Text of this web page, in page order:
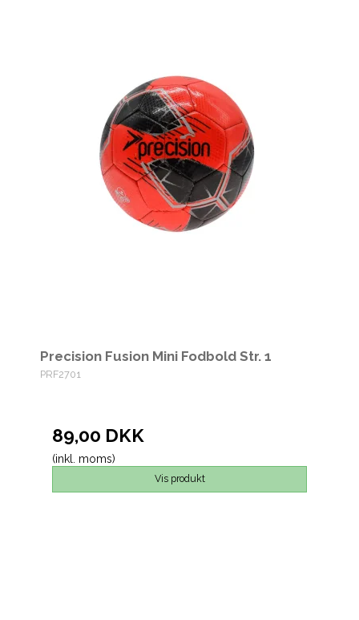
Precision Fusion Mini Fodbold Str. 1
PRF2701
89,00 DKK
(inkl. moms)
Vis produkt